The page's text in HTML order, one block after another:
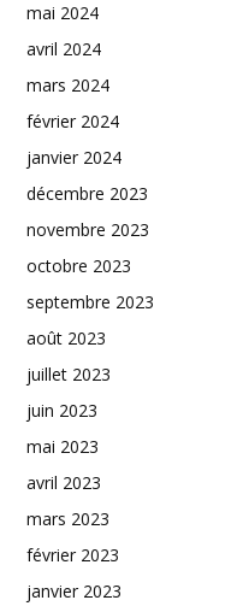
mai 2024
avril 2024
mars 2024
février 2024
janvier 2024
décembre 2023
novembre 2023
octobre 2023
septembre 2023
août 2023
juillet 2023
juin 2023
mai 2023
avril 2023
mars 2023
février 2023
janvier 2023